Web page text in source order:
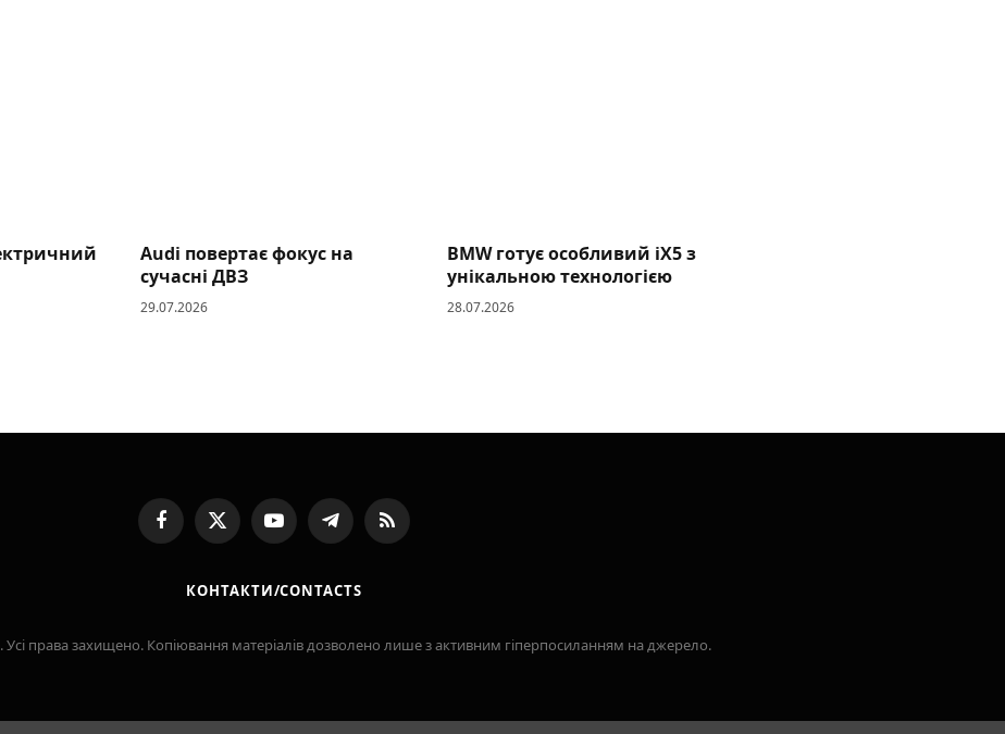
Audi повертає фокус на
сучасні ДВЗ
29.07.2026
BMW готує особливий iX5 з
унікальною технологією
28.07.2026
FacebookX
(Twitter)
YouTube TelegramRSS
КОНТАКТИ/CONTACTS
права захищено. Копіювання матеріалів дозволено лише з активним гіперпосиланням на джерело.